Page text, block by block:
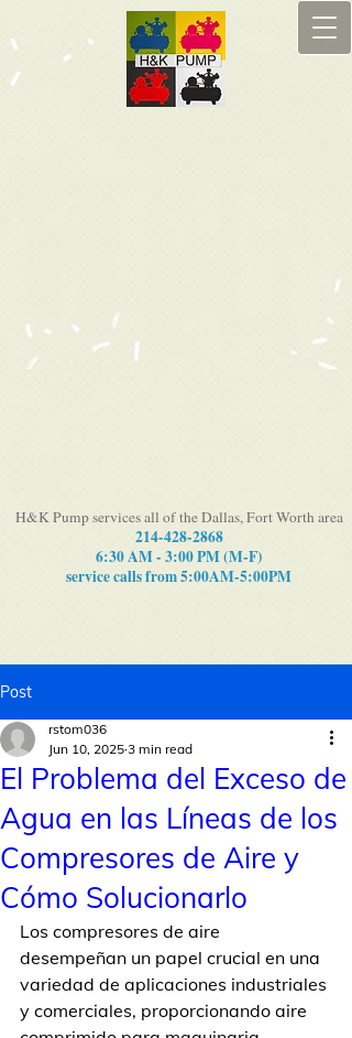
H&K Pump services all of the Dallas, Fort Worth area
214-428-2868
6:30 AM - 3:00 PM (M-F)
service calls from 5:00AM-5:00PM
Post
El Problema del Exceso de
Agua en las Líneas de los
Compresores de Aire y
Cómo Solucionarlo
rstom036
Jun 10, 2025 3 min read
Los compresores de aire
desempeñan un papel crucial en una
variedad de aplicaciones industriales
y comerciales, proporcionando aire